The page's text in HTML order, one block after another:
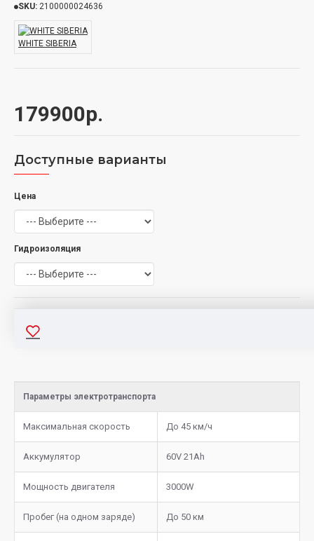
179900р.
SKU: 2100000024636
WHITE SIBERIA
Доступные варианты
Цена
Гидроизоляция
Параметры электротранспорта
Максимальная скорость До 45 км/ч
Аккумулятор 60V 21Ah
Мощность двигателя 3000W
Пробег (на одном заряде) До 50 км